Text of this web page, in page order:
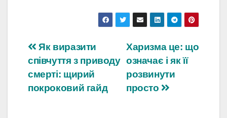
Навігація
записів
Харизма це: що
означає і як її
розвинути
просто
Як виразити
співчуття з приводу
смерті: щирий
покроковий гайд